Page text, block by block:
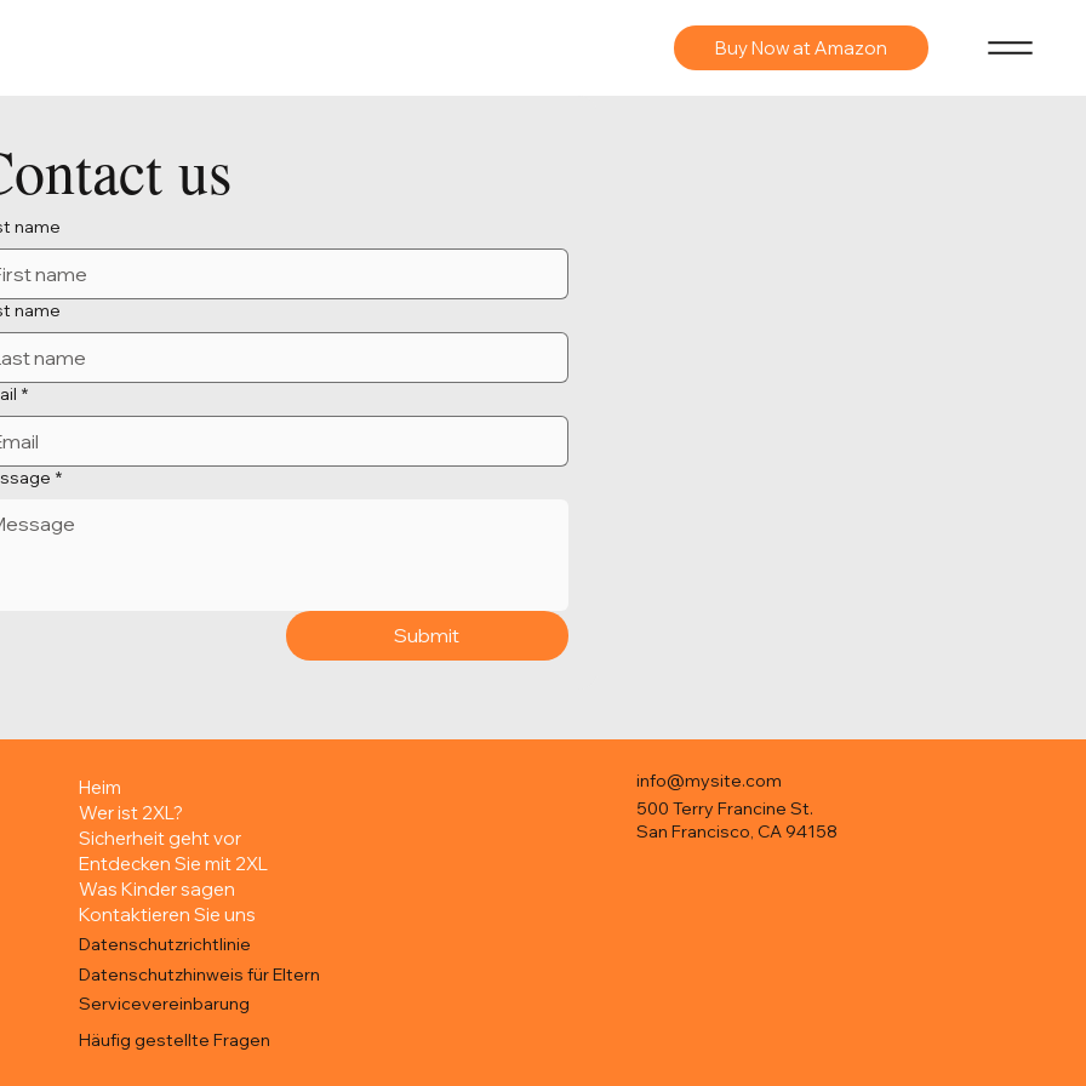
Buy Now at Amazon
us
name
name
*
*
Submit
Heim
Wer ist 2XL?
Sicherheit geht vor
Entdecken Sie mit 2XL
Was Kinder sagen
Kontaktieren Sie uns
Datenschutzrichtlinie
Datenschutzhinweis für Eltern
Servicevereinbarung
Häufig gestellte Fragen
info@mysite.com
500 Terry Francine St.
San Francisco, CA 94158